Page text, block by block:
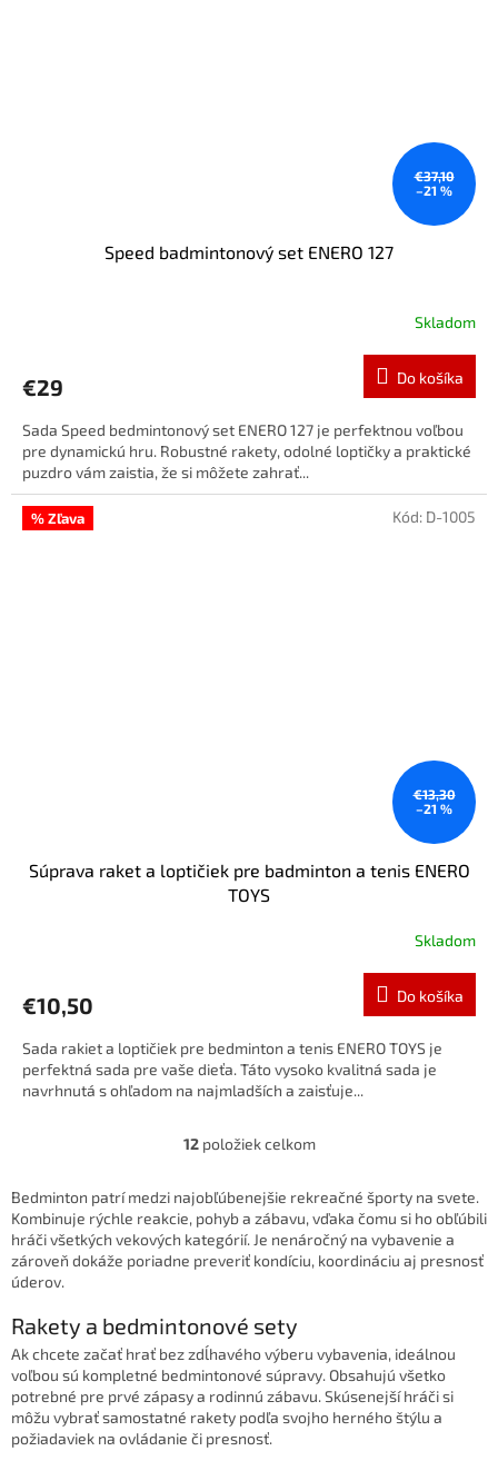
€37,10
–21 %
Speed badmintonový set ENERO 127
Skladom
€29 Do košíka
Sada Speed bedmintonový set ENERO 127 je perfektnou voľbou
pre dynamickú hru. Robustné rakety, odolné loptičky a praktické
puzdro vám zaistia, že si môžete zahrať...
% Zľava
€13,30
–21 %
Súprava raket a loptičiek pre badminton a tenis ENERO
TOYS
Skladom
€10,50 Do košíka
Sada rakiet a loptičiek pre bedminton a tenis ENERO TOYS je
perfektná sada pre vaše dieťa. Táto vysoko kvalitná sada je
navrhnutá s ohľadom na najmladších a zaisťuje...
Kód: D-1005
O
l
á
d
a
e
p
r
v
k
y
v
12položiek celkom
Bedminton patrí medzi najobľúbenejšie rekreačné športy na svete.
Kombinuje rýchle reakcie, pohyb a zábavu, vďaka čomu si ho obľúbili
hráči všetkých vekových kategórií. Je nenáročný na vybavenie a
zároveň dokáže poriadne preveriť kondíciu, koordináciu aj presnosť
úderov.
Rakety a bedmintonové sety
Ak chcete začať hrať bez zdĺhavého výberu vybavenia, ideálnou
voľbou sú kompletné bedmintonové súpravy. Obsahujú všetko
potrebné pre prvé zápasy a rodinnú zábavu. Skúsenejší hráči si
môžu vybrať samostatné rakety podľa svojho herného štýlu a
požiadaviek na ovládanie či presnosť.